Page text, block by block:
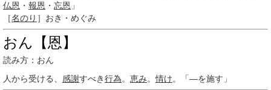
仏恩 ・ 報恩 ・ 忘恩 」
［名のり ］おき・めぐみ
おん【恩】
読み方：おん
人から受ける、 感謝すべき行為。 恵み。情け。「―を施す」